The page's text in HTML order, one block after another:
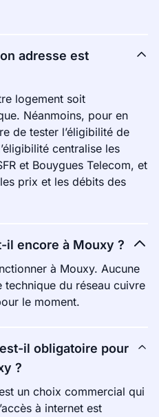
adresse est
logement soit
Néanmoins, pour en
de tester l’éligibilité de
centralise les
et Bouygues Telecom, et
prix et les débits des
il encore à Mouxy ?
à Mouxy. Aucune
du réseau cuivre
le moment.
il obligatoire pour
?
un choix commercial qui
à internet est